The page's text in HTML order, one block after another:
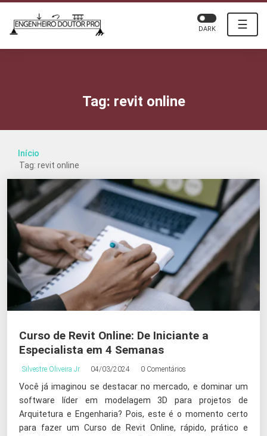
☰
DARK
Tag: revit online
Início
Tag: revit online
Curso de Revit Online: De Iniciante a
Especialista em 4 Semanas
Silvestre Oliveira Jr 04/03/2024 0 Comentários
Você já imaginou se destacar no mercado, e dominar um
software líder em modelagem 3D para projetos de
Arquitetura e Engenharia? Pois, este é o momento certo
para fazer um Curso de Revit Online, rápido, prático e